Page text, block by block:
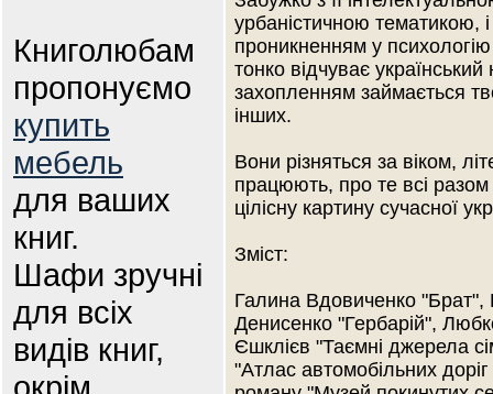
Книголюбам
пропонуємо
купить
мебель
для ваших
книг.
Шафи зручні
для всіх
видів книг,
урбаністичною тематикою,
проникненням у
тонко відчуває
захопленням займається
інших.
Вони різняться за віком,
працюють, про те всі
цілісну картину сучасної
Зміст:
Галина Вдовиченко "Брат",
Денисенко "Гербарій",
Єшклієв "Таємні джерела
"Атлас автомобільних